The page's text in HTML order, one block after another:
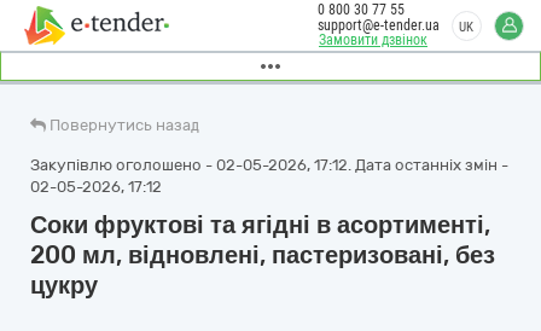
Замовити дзвінок
0 800 30 77 55
support@e-tender.ua
UK
Повернутись назад
Закупівлю оголошено - 02-05-2026, 17:12. Дата останніх змін -
02-05-2026, 17:12
Соки фруктові та ягідні в асортименті,
200 мл, відновлені, пастеризовані, без
цукру